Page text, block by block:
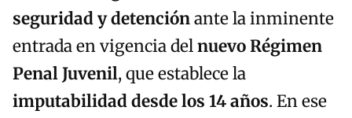
seguridad y detenciónante la inminente
entrada en vigencia delnuevo Régimen
Penal Juvenil, que establece la
imputabilidad desde los 14 años. En ese